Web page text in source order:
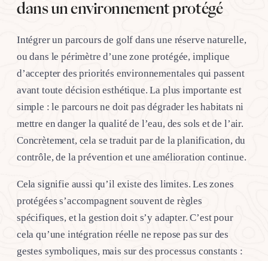
dans un environnement protégé
Intégrer un parcours de golf dans une réserve naturelle,
ou dans le périmètre d’une zone protégée, implique
d’accepter des priorités environnementales qui passent
avant toute décision esthétique. La plus importante est
simple : le parcours ne doit pas dégrader les habitats ni
mettre en danger la qualité de l’eau, des sols et de l’air.
Concrètement, cela se traduit par de la planification, du
contrôle, de la prévention et une amélioration continue.
Cela signifie aussi qu’il existe des limites. Les zones
protégées s’accompagnent souvent de règles
spécifiques, et la gestion doit s’y adapter. C’est pour
cela qu’une intégration réelle ne repose pas sur des
gestes symboliques, mais sur des processus constants :